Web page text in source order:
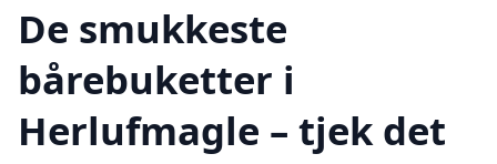
De smukkeste
bårebuketter i
Herlufmagle – tjek det